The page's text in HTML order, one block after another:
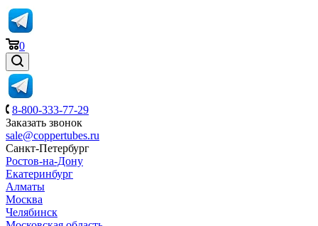
0
8-800-333-77-29
Заказать звонок
sale@coppertubes.ru
Санкт-Петербург
Ростов-на-Дону
Екатеринбург
Алматы
Москва
Челябинск